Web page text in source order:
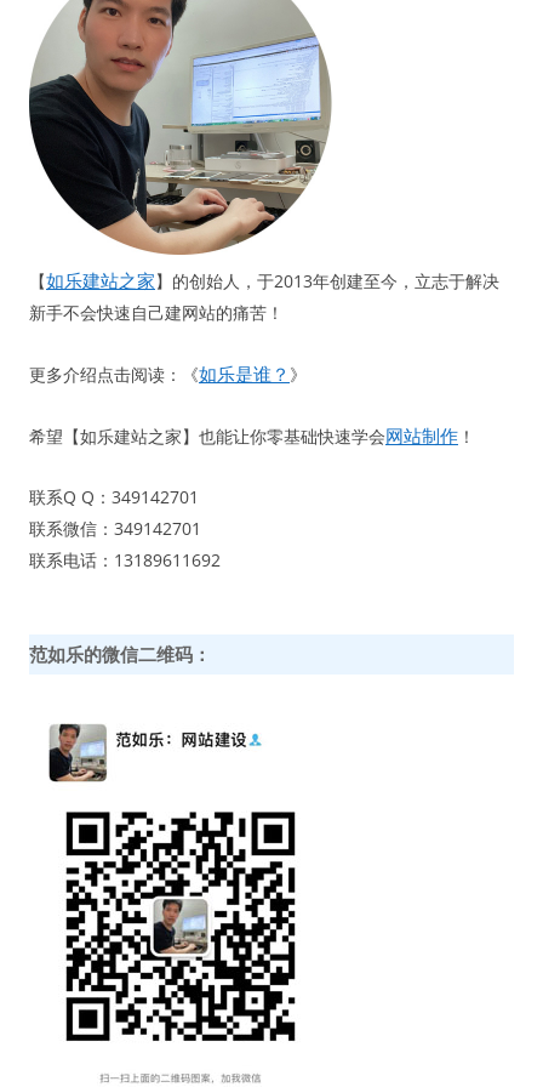
【如乐建站之家】的创始人，于2013年创建至今，立志于解决
新手不会快速自己建网站的痛苦！
更多介绍点击阅读：《如乐是谁？ 》
希望【如乐建站之家】也能让你零基础快速学会网站制作 ！
联系Q Q：349142701
联系微信：349142701
联系电话：13189611692
范如乐的微信二维码：